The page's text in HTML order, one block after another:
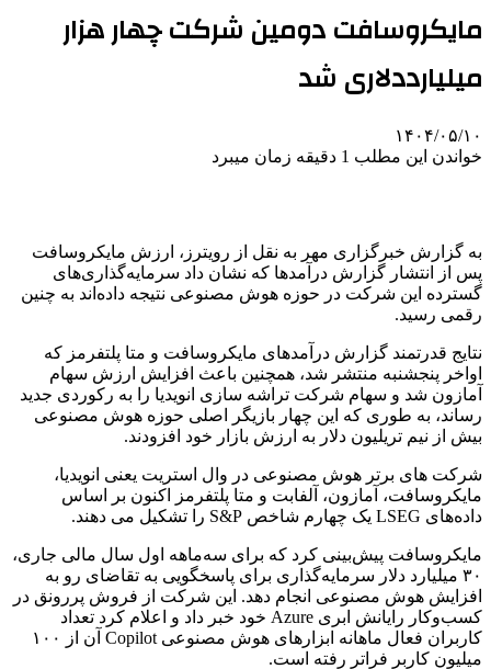
مایکروسافت دومین شرکت چهار هزار
میلیارددلاری شد
۱۴۰۴/۰۵/۱۰
خواندن این مطلب 1 دقیقه زمان میبرد
به گزارش خبرگزاری مهر به نقل از رویترز، ارزش مایکروسافت
پس از انتشار گزارش درآمدها که نشان داد سرمایه‌گذاری‌های
گسترده این شرکت در حوزه هوش مصنوعی نتیجه داده‌اند به چنین
رقمی رسید.
نتایج قدرتمند گزارش درآمدهای مایکروسافت و متا پلتفرمز که
اواخر پنجشنبه منتشر شد، همچنین باعث افزایش ارزش سهام
آمازون شد و سهام شرکت تراشه سازی انویدیا را به رکوردی جدید
رساند، به طوری که این چهار بازیگر اصلی حوزه هوش مصنوعی
بیش از نیم تریلیون دلار به ارزش بازار خود افزودند.
شرکت های برتر هوش مصنوعی در وال استریت یعنی انویدیا،
مایکروسافت، آمازون، آلفابت و متا پلتفرمز اکنون بر اساس
داده‌های LSEG یک چهارم شاخص S&P را تشکیل می دهند.
مایکروسافت پیش‌بینی کرد که برای سه‌ماهه اول سال مالی جاری،
۳۰ میلیارد دلار سرمایه‌گذاری برای پاسخگویی به تقاضای رو به
افزایش هوش مصنوعی انجام دهد. این شرکت از فروش پررونق در
کسب‌وکار رایانش ابری Azure خود خبر داد و اعلام کرد تعداد
کاربران فعال ماهانه ابزارهای هوش مصنوعی Copilot آن از ۱۰۰
میلیون کاربر فراتر رفته است.